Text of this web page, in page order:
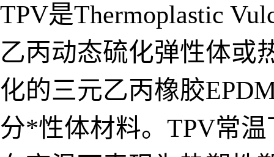
TPV是Thermoplastic
乙丙动态硫化弹性体或
化的三元乙丙橡胶
分*性体材料。TPV常